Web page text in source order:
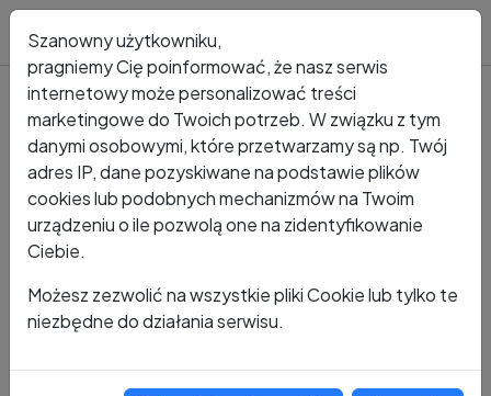
Kto dzwonił? Numer +48 483 658 308
+48 483 658 308
Szanowny użytkowniku,
pragniemy Cię poinformować, że nasz serwis
internetowy może personalizować treści
marketingowe do Twoich potrzeb. W związku z tym
danymi osobowymi, które przetwarzamy są np. Twój
adres IP, dane pozyskiwane na podstawie plików
cookies lub podobnych mechanizmów na Twoim
urządzeniu o ile pozwolą one na zidentyfikowanie
Ciebie.
Możesz zezwolić na wszystkie pliki Cookie lub tylko te
niezbędne do działania serwisu.